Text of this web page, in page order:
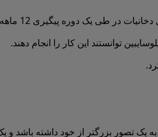
12 ماهه به طور قابل توجهی بهبود یابد.
توانستند این کار را انجام دهند.
یک تصور بزرگتر از خود داشته باشد و